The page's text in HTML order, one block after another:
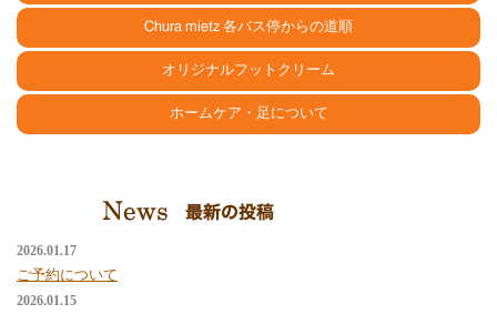
Chura mietz 各バス停からの道順
オリジナルフットクリーム
ホームケア・足について
2026.01.17
ご予約について
2026.01.15